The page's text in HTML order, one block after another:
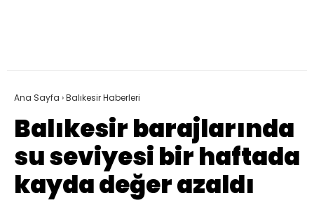
Ana Sayfa ›Balıkesir Haberleri
Balıkesir barajlarında
su seviyesi bir haftada
kayda değer azaldı